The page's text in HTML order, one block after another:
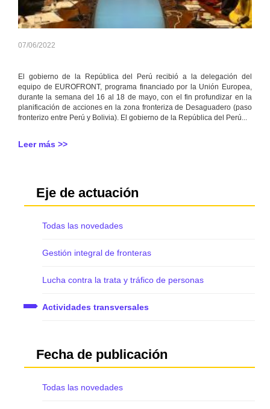
07/06/2022
El gobierno de la República del Perú recibió a la delegación del
equipo de EUROFRONT, programa financiado por la Unión Europea,
durante la semana del 16 al 18 de mayo, con el fin profundizar en la
planificación de acciones en la zona fronteriza de Desaguadero (paso
fronterizo entre Perú y Bolivia). El gobierno de la República del Perú...
Leer más >>
Eje de actuación
Todas las novedades
Gestión integral de fronteras
Lucha contra la trata y tráfico de personas
Actividades transversales
Fecha de publicación
Todas las novedades